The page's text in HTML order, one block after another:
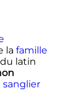
la famille
latin
sanglier